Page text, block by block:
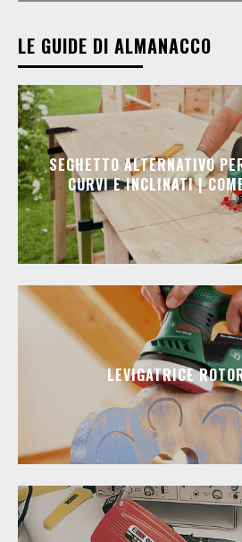
LE GUIDE DI ALMANACCO
SEGHETTO ALTERNATIVO
CURVI E INCLINATI |
LEVIGATRICE